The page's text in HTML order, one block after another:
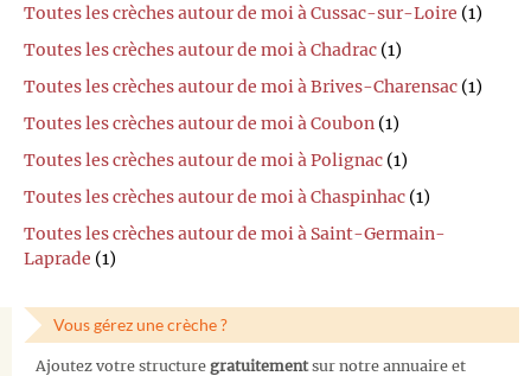
Toutes les crèches autour de moi à Cussac-sur-Loire (1)
Toutes les crèches autour de moi à Chadrac (1)
Toutes les crèches autour de moi à Brives-Charensac (1)
Toutes les crèches autour de moi à Coubon (1)
Toutes les crèches autour de moi à Polignac (1)
Toutes les crèches autour de moi à Chaspinhac (1)
Toutes les crèches autour de moi à Saint-Germain-
Laprade (1)
Vous gérez une crèche ?
Ajoutez votre structure gratuitementsur notre annuaire et